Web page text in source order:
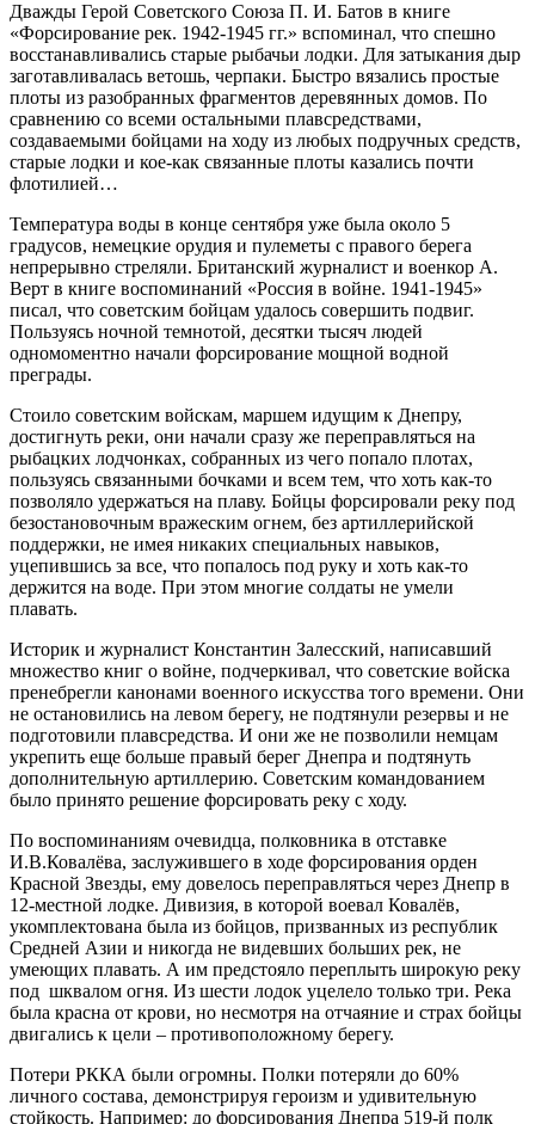
Дважды Герой Советского Союза П. И. Батов в книге
«Форсирование рек. 1942-1945 гг.» вспоминал, что спешно
восстанавливались старые рыбачьи лодки. Для затыкания дыр
заготавливалась ветошь, черпаки. Быстро вязались простые
плоты из разобранных фрагментов деревянных домов. По
сравнению со всеми остальными плавсредствами,
создаваемыми бойцами на ходу из любых подручных средств,
старые лодки и кое-как связанные плоты казались почти
флотилией…
Температура воды в конце сентября уже была около 5
градусов, немецкие орудия и пулеметы с правого берега
непрерывно стреляли. Британский журналист и военкор А.
Верт в книге воспоминаний «Россия в войне. 1941-1945»
писал, что советским бойцам удалось совершить подвиг.
Пользуясь ночной темнотой, десятки тысяч людей
одномоментно начали форсирование мощной водной
преграды.
Стоило советским войскам, маршем идущим к Днепру,
достигнуть реки, они начали сразу же переправляться на
рыбацких лодчонках, собранных из чего попало плотах,
пользуясь связанными бочками и всем тем, что хоть как-то
позволяло удержаться на плаву. Бойцы форсировали реку под
безостановочным вражеским огнем, без артиллерийской
поддержки, не имея никаких специальных навыков,
уцепившись за все, что попалось под руку и хоть как-то
держится на воде. При этом многие солдаты не умели
плавать.
Историк и журналист Константин Залесский, написавший
множество книг о войне, подчеркивал, что советские войска
пренебрегли канонами военного искусства того времени. Они
не остановились на левом берегу, не подтянули резервы и не
подготовили плавсредства. И они же не позволили немцам
укрепить еще больше правый берег Днепра и подтянуть
дополнительную артиллерию. Советским командованием
было принято решение форсировать реку с ходу.
По воспоминаниям очевидца, полковника в отставке
И.В.Ковалёва, заслужившего в ходе форсирования орден
Красной Звезды, ему довелось переправляться через Днепр в
12-местной лодке. Дивизия, в которой воевал Ковалёв,
укомплектована была из бойцов, призванных из республик
Средней Азии и никогда не видевших больших рек, не
умеющих плавать. А им предстояло переплыть широкую реку
под шквалом огня. Из шести лодок уцелело только три. Река
была красна от крови, но несмотря на отчаяние и страх бойцы
двигались к цели – противоположному берегу.
Потери РККА были огромны. Полки потеряли до 60%
личного состава, демонстрируя героизм и удивительную
стойкость. Например: до форсирования Днепра 519-й полк